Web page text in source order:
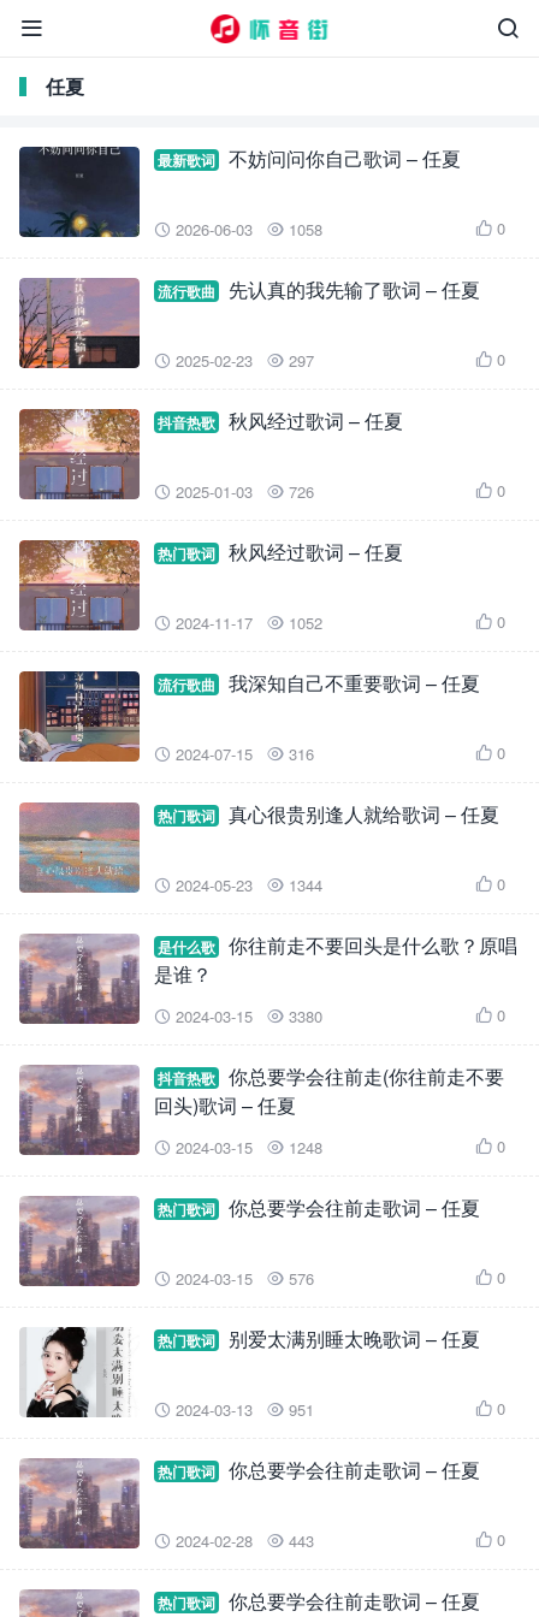


任夏
最新歌词 不妨问问你自己歌词 – 任夏
 2026-06-03  1058  0
流行歌曲 先认真的我先输了歌词 – 任夏
 2025-02-23  297  0
抖音热歌 秋风经过歌词 – 任夏
 2025-01-03  726  0
热门歌词 秋风经过歌词 – 任夏
 2024-11-17  1052  0
流行歌曲 我深知自己不重要歌词 – 任夏
 2024-07-15  316  0
热门歌词 真心很贵别逢人就给歌词 – 任夏
 2024-05-23  1344  0
是什么歌
你往前走不要回头是什么歌？原唱
是谁？
 2024-03-15  3380  0
抖音热歌
你总要学会往前走(你往前走不要
回头)歌词 – 任夏
 2024-03-15  1248  0
热门歌词 你总要学会往前走歌词 – 任夏
 2024-03-15  576  0
热门歌词 别爱太满别睡太晚歌词 – 任夏
 2024-03-13  951  0
热门歌词 你总要学会往前走歌词 – 任夏
 2024-02-28  443  0
热门歌词 你总要学会往前走歌词 – 任夏